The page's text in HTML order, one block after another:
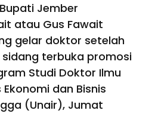
Jember
atau Gus Fawait
gelar doktor setelah
sidang terbuka promosi
Studi Doktor Ilmu
dan Bisnis
(Unair), Jumat